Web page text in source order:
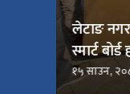
लेटाङ
स्मार्ट
१५ साउन,